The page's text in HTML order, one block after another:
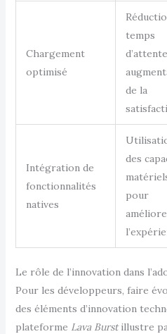
Chargement
optimisé
temps
de la
Intégration de
fonctionnalités
natives
des
pour
Le rôle de l’innovation dans
Pour les développeurs, faire
des éléments d’innovation
plateforme Lava Burstillustre